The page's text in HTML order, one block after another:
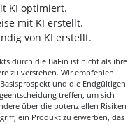
KI optimiert.
mit KI erstellt.
von KI erstellt.
durch die BaFin ist nicht als ihre
zu verstehen. Wir empfehlen
und die Endgültigen
treffen, um sich
über die potenziellen Risiken
ein Produkt zu erwerben, das